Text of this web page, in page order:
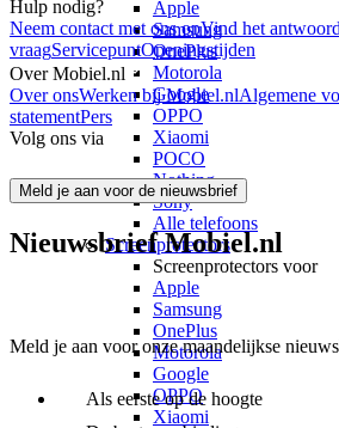
Apple
Samsung
OnePlus
Motorola
Google
OPPO
Xiaomi
POCO
Nothing
Sony
Alle telefoons
Screenprotectors
Screenprotectors voor
Apple
Samsung
OnePlus
Motorola
Google
OPPO
Xiaomi
Hulp nodig?
Neem contact met ons opVind het
vraagServicepuntOpeningstijden
Over Mobiel.nl
Over onsWerken bij Mobiel.nlAlgemene
statementPers
Volg ons via
Meld je aan voor de nieuwsbrief
Nieuwsbrief Mobiel.nl
Meld je aan voor onze maandelijkse
Als eerste op de hoogte